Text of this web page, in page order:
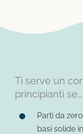
Ti serve un
principianti se…
Parti da
basi solide